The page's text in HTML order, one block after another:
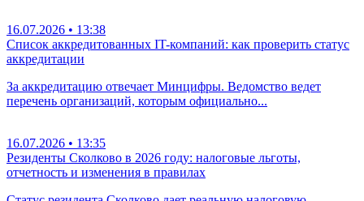
16.07.2026 • 13:38
Список аккредитованных IT-компаний: как проверить статус
аккредитации
За аккредитацию отвечает Минцифры. Ведомство ведет
перечень организаций, которым официально...
16.07.2026 • 13:35
Резиденты Сколково в 2026 году: налоговые льготы,
отчетность и изменения в правилах